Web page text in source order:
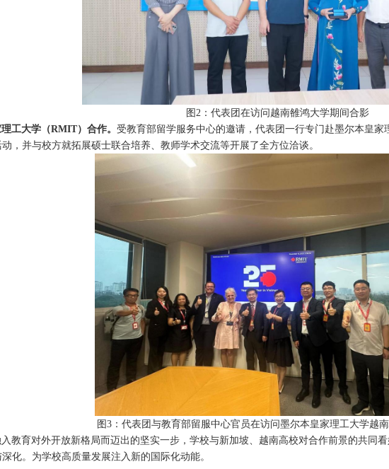
图 2：代表团在访问越南雒鸿大学期间合影
工大学（RMIT）合作。受教育部留学服务中心的邀请，代表团一行专门赴墨尔本皇家
，并与校方就拓展硕士联合培养、教师学术交流等开展了全方位洽谈。
图 3：代表团与教育部留服中心官员在访问墨尔本皇家理工大学越南
教育对外开放新格局而迈出的坚实一步，学校与新加坡、越南高校对合作前景的共同
化。为学校高质量发展注入新的国际化动能。